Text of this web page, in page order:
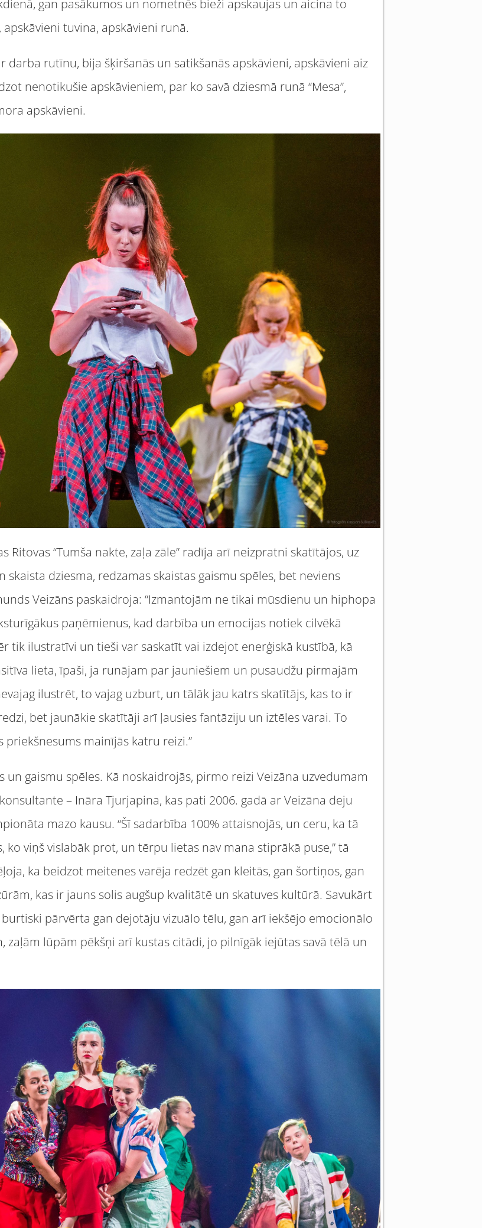
gan pasākumos un nometnēs bieži apskaujas un aicina to
tuvina, apskāvieni runā.
rutīnu, bija šķiršanās un satikšanās apskāvieni, apskāvieni aiz
nenotikušie apskāvieniem, par ko savā dziesmā runā “Mesa”,
apskāvieni.
Ritovas “Tumša nakte, zaļa zāle” radīja arī neizpratni skatītājos, uz
skaista dziesma, redzamas skaistas gaismu spēles, bet neviens
Veizāns paskaidroja: “Izmantojām ne tikai mūsdienu un hiphopa
paņēmienus, kad darbība un emocijas notiek cilvēkā
tik ilustratīvi un tieši var saskatīt vai izdejot enerģiskā kustībā, kā
lieta, īpaši, ja runājam par jauniešiem un pusaudžu pirmajām
ilustrēt, to vajag uzburt, un tālāk jau katrs skatītājs, kas to ir
bet jaunākie skatītāji arī ļausies fantāziju un iztēles varai. To
mainījās katru reizi.”
gaismu spēles. Kā noskaidrojās, pirmo reizi Veizāna uzvedumam
– Ināra Tjurjapina, kas pati 2006. gadā ar Veizāna deju
mazo kausu. “Šī sadarbība 100% attaisnojās, un ceru, ka tā
viņš vislabāk prot, un tērpu lietas nav mana stiprākā puse,” tā
ka beidzot meitenes varēja redzēt gan kleitās, gan šortiņos, gan
kas ir jauns solis augšup kvalitātē un skatuves kultūrā. Savukārt
pārvērta gan dejotāju vizuālo tēlu, gan arī iekšējo emocionālo
zaļām lūpām pēkšņi arī kustas citādi, jo pilnīgāk iejūtas savā tēlā un